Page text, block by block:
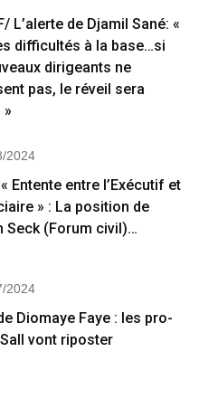
L’alerte de Djamil Sané: «
difficultés à la base…si
dirigeants ne
pas, le réveil sera
2024
Entente entre l’Exécutif et
» : La position de
Seck (Forum civil)…
2024
Diomaye Faye : les pro-
vont riposter